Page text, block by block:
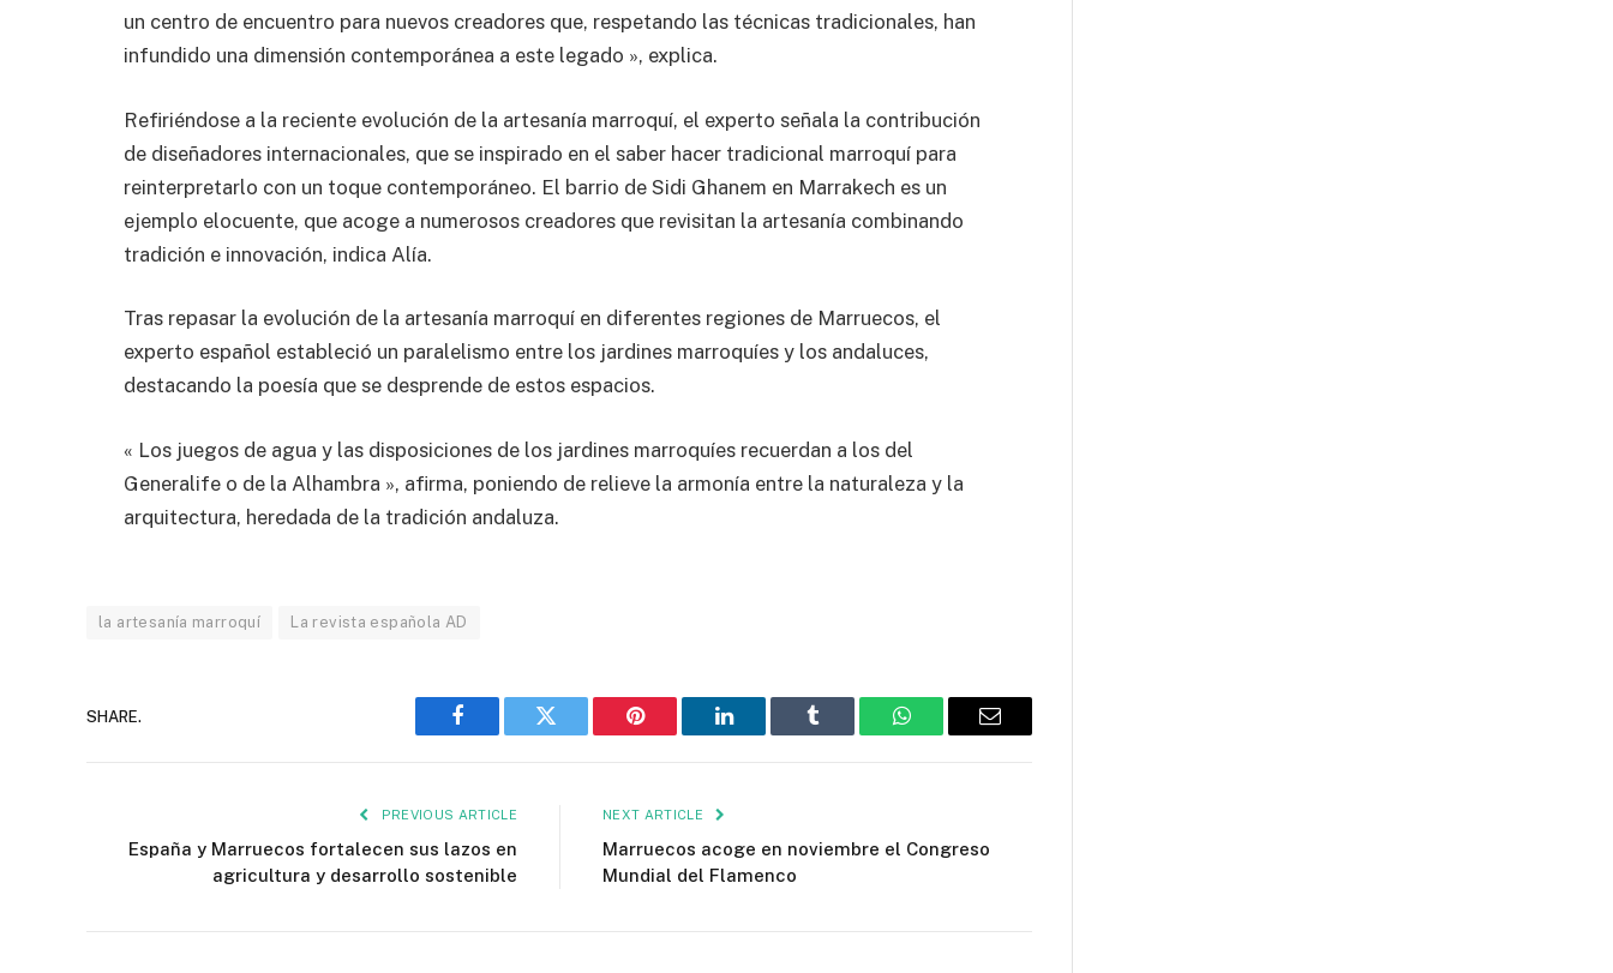
un centro de encuentro para nuevos creadores que, respetando las técnicas tradicionales, han
infundido una dimensión contemporánea a este legado », explica.
Refiriéndose a la reciente evolución de la artesanía marroquí, el experto señala la contribución
de diseñadores internacionales, que se inspirado en el saber hacer tradicional marroquí para
reinterpretarlo con un toque contemporáneo. El barrio de Sidi Ghanem en Marrakech es un
ejemplo elocuente, que acoge a numerosos creadores que revisitan la artesanía combinando
tradición e innovación, indica Alía.
Tras repasar la evolución de la artesanía marroquí en diferentes regiones de Marruecos, el
experto español estableció un paralelismo entre los jardines marroquíes y los andaluces,
destacando la poesía que se desprende de estos espacios.
« Los juegos de agua y las disposiciones de los jardines marroquíes recuerdan a los del
Generalife o de la Alhambra », afirma, poniendo de relieve la armonía entre la naturaleza y la
arquitectura, heredada de la tradición andaluza.
la artesanía marroquí La revista española AD
SHARE.
Facebook Twitter Pinterest LinkedIn Tumblr WhatsAppEmail
PREVIOUS ARTICLE
España y Marruecos fortalecen sus lazos en
agricultura y desarrollo sostenible
NEXT ARTICLE
Marruecos acoge en noviembre el Congreso
Mundial del Flamenco